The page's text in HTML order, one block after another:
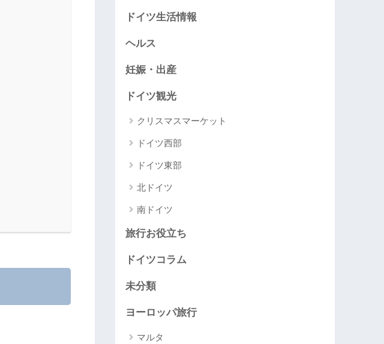
ドイツ生活情報
ヘルス
妊娠・出産
ドイツ観光
クリスマスマーケット
ドイツ西部
ドイツ東部
北ドイツ
南ドイツ
旅行お役立ち
ドイツコラム
未分類
ヨーロッパ旅行
マルタ